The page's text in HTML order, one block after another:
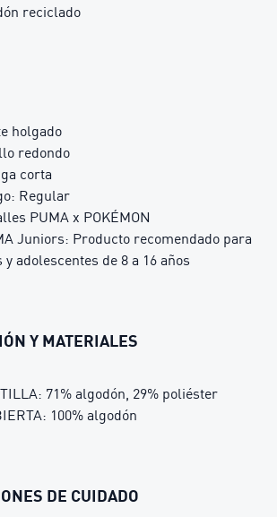
reciclado
holgado
redondo
corta
Regular
PUMA x POKÉMON
Juniors: Producto recomendado para
y adolescentes de 8 a 16 años
Y MATERIALES
71% algodón, 29% poliéster
100% algodón
DE CUIDADO